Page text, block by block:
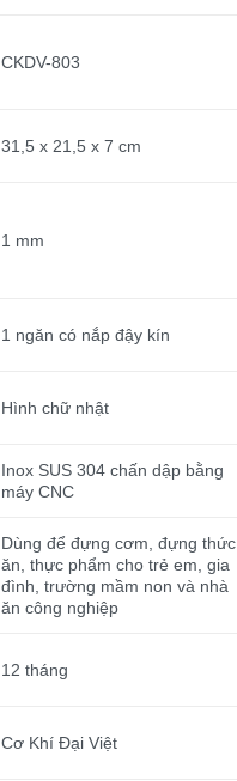
CKDV-803
31,5 x 21,5 x 7 cm
1 mm
1 ngăn có nắp đậy kín
Hình chữ nhật
Inox SUS 304 chấn dập bằng
máy CNC
Dùng để đựng cơm, đựng thức
ăn, thực phẩm cho trẻ em, gia
đình, trường mầm non và nhà
ăn công nghiệp
12 tháng
Cơ Khí Đại Việt